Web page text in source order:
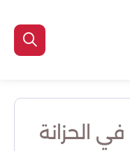
الحزانة